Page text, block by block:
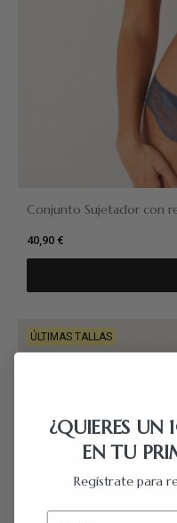
Conjunto Sujetador con
40,90 €
ÚLTIMAS TALLAS
¿QUIERES UN
EN TU
Regístrate para
Email